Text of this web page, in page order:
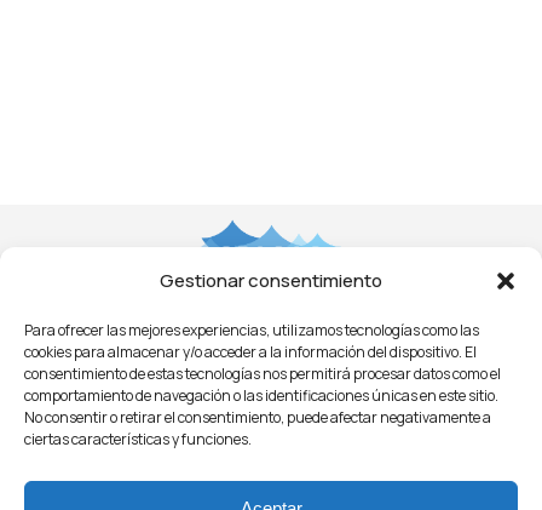
Gestionar consentimiento
Para ofrecer las mejores experiencias, utilizamos tecnologías como las
cookies para almacenar y/o acceder a la información del dispositivo. El
consentimiento de estas tecnologías nos permitirá procesar datos como el
comportamiento de navegación o las identificaciones únicas en este sitio.
No consentir o retirar el consentimiento, puede afectar negativamente a
ciertas características y funciones.
Aviso LegalPrivacidadCookiesCondiciones
Licitaciones ㅤㅤ Noticias